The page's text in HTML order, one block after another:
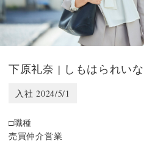
下原礼奈 | しもはられいな
入社 2024/5/1
□職種
売買仲介営業